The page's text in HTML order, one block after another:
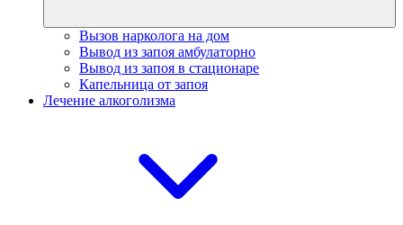
Вызов нарколога на дом
Вывод из запоя амбулаторно
Вывод из запоя в стационаре
Капельница от запоя
Лечение алкоголизма